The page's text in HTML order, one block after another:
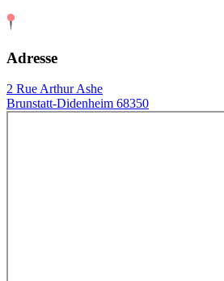
Adresse
2 Rue Arthur Ashe
Brunstatt-Didenheim 68350